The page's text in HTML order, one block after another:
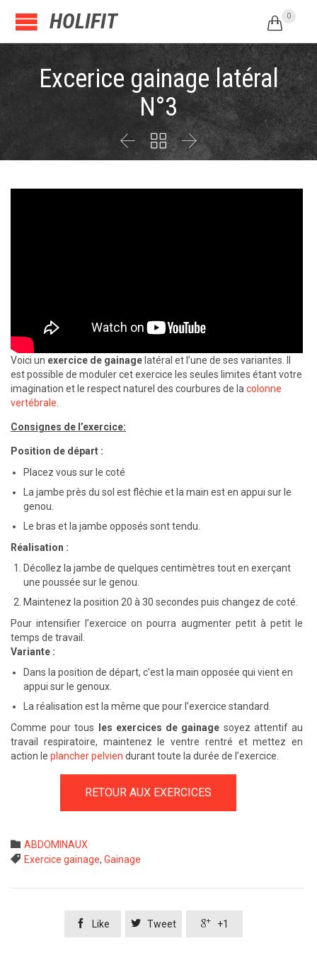
HOLIFIT  0
Excerice gainage latéral
N°3
  
Voici un exercice de gainage latéral et l’une de ses variantes. Il
est possible de moduler cet exercice les seules limites étant votre
imagination et le respect naturel des courbures de lacolonne
vertébrale.
Consignes de l’exercice:
Position de départ :
Placez vous sur le coté
La jambe près du sol est fléchie et la main est en appui sur le
genou.
Le bras et la jambe opposés sont tendu.
Réalisation :
Décollez la jambe de quelques centimètres tout en exerçant
une poussée sur le genou.
Maintenez la position 20 à 30 secondes puis changez de coté.
Pour intensifier l’exercice on pourra augmenter petit à petit le
temps de travail.
Variante :
Dans la position de départ, c’est la main opposée qui vient en
appui sur le genoux.
La réalisation est la même que pour l’exercice standard.
Comme pour tous
les exercices de gainage soyez attentif au
travail respiratoire, maintenez le ventre rentré et mettez en
action le plancher pelvien durant toute la durée de l’exercice.
RETOUR AUX EXERCICES
 Category
ABDOMINAUX
 Tags
Exercice gainage, Gainage
 Like  Tweet  +1